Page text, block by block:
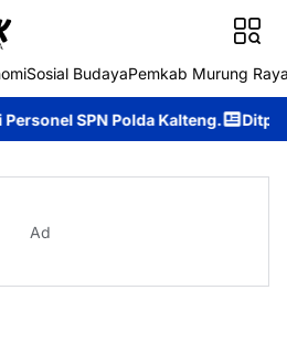
Sosial BudayaPemkab Murung
Polda Kalteng. Ditpolairud Polda
Ad